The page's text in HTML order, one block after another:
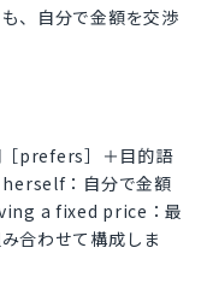
、自分で金額を交渉
［prefers］＋目的語
：自分で金額
a fixed price：最
合わせて構成しま